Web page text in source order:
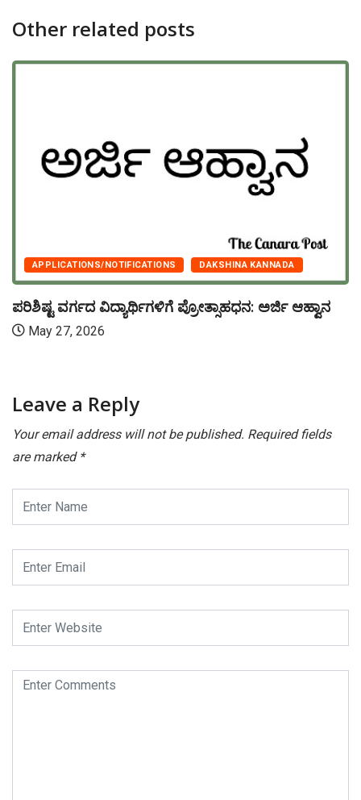
Other related posts
APPLICATIONS/NOTIFICATIONS DAKSHINA KANNADA
ಪರಿಶಿಷ್ಟ ವರ್ಗದ ವಿದ್ಯಾರ್ಥಿಗಳಿಗೆ ಪ್ರೋತ್ಸಾಹಧನ: ಅರ್ಜಿ ಆಹ್ವಾನ
May 27, 2026
Leave a Reply
Your email address will not be published. Required fields
are marked *